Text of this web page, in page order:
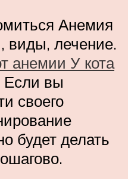
Анемия
виды, лечение.
анемии У кота
Если вы
своего
будет делать